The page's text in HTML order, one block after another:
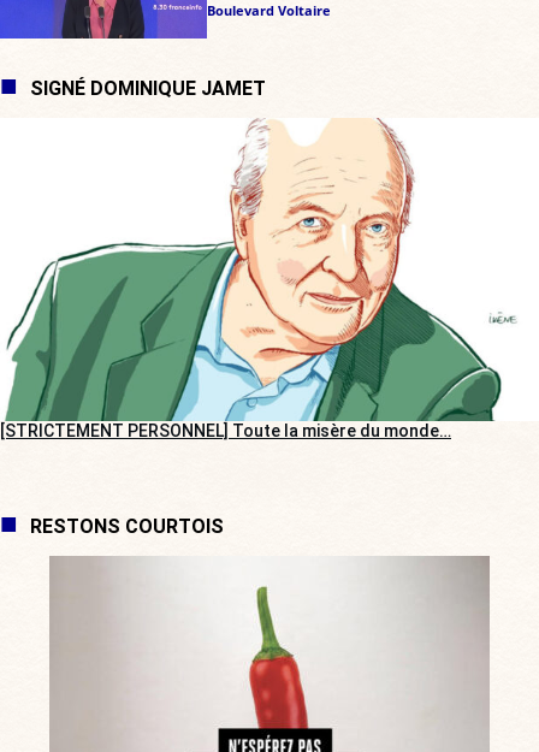
Boulevard Voltaire
SIGNÉ DOMINIQUE JAMET
[STRICTEMENT PERSONNEL] Toute la misère du monde…
RESTONS COURTOIS